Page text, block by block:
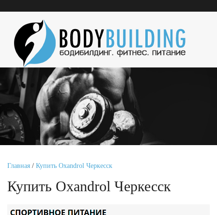
Главная / Купить Oxandrol Черкесск
Купить Oxandrol Черкесск